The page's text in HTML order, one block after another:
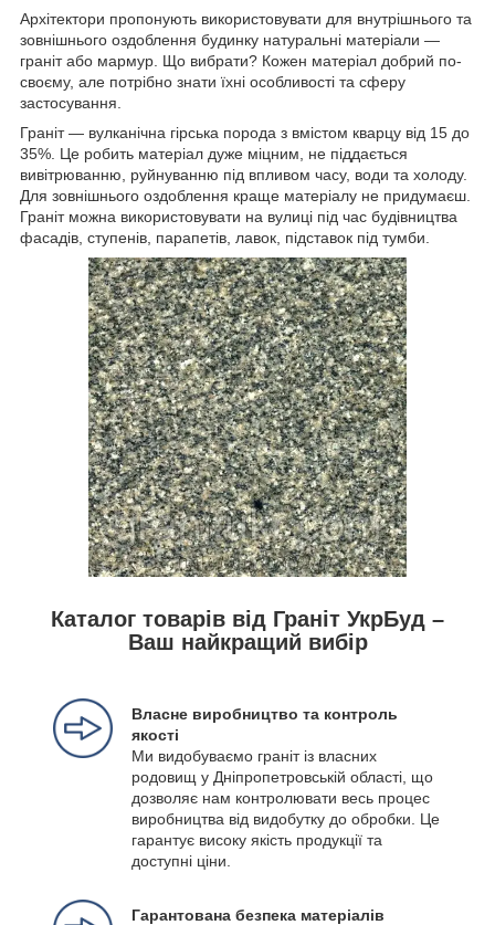
Архітектори пропонують використовувати для внутрішнього та
зовнішнього оздоблення будинку натуральні матеріали —
граніт або мармур. Що вибрати? Кожен матеріал добрий по-
своєму, але потрібно знати їхні особливості та сферу
застосування.
Граніт — вулканічна гірська порода з вмістом кварцу від 15 до
35%. Це робить матеріал дуже міцним, не піддається
вивітрюванню, руйнуванню під впливом часу, води та холоду.
Для зовнішнього оздоблення краще матеріалу не придумаєш.
Граніт можна використовувати на вулиці під час будівництва
фасадів, ступенів, парапетів, лавок, підставок під тумби.
Каталог товарів від Граніт УкрБуд –
Ваш найкращий вибір
Власне виробництво та контроль
якості
Ми видобуваємо граніт із власних
родовищ у Дніпропетровській області, що
дозволяє нам контролювати весь процес
виробництва від видобутку до обробки. Це
гарантує високу якість продукції та
доступні ціни.
Гарантована безпека матеріалів